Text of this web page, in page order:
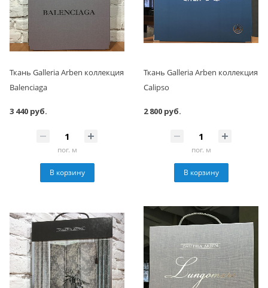
Ткань Galleria Arben коллекция
Balenciaga
3 440 руб.
пог. м
В корзину
Ткань Galleria Arben коллекция
Calipso
2 800 руб.
пог. м
В корзину